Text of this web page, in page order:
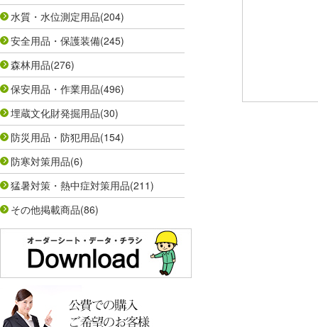
水質・水位測定用品(204)
安全用品・保護装備(245)
森林用品(276)
保安用品・作業用品(496)
埋蔵文化財発掘用品(30)
防災用品・防犯用品(154)
防寒対策用品(6)
猛暑対策・熱中症対策用品(211)
その他掲載商品(86)